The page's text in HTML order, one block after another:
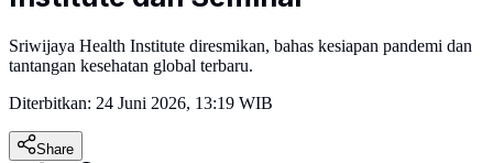
Sriwijaya Health Institute diresmikan, bahas kesiapan pandemi dan
tantangan kesehatan global terbaru.
Diterbitkan: 24 Juni 2026, 13:19 WIB
Share